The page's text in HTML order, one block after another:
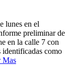
lunes en el
preliminar de
en la calle 7 con
como
Mas